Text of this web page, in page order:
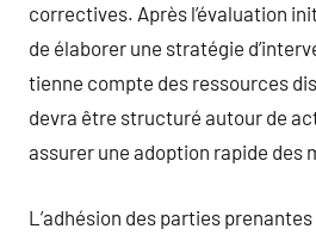
correctives. Après l’évaluation
de élaborer une stratégie
tienne compte des ressources
devra être structuré autour de
assurer une adoption rapide des
L’adhésion des parties